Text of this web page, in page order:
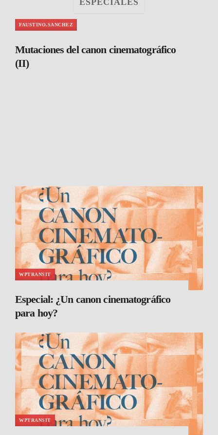
¿Qué es el cine?ESPECIALES
FAUSTINO.SANCHEZ
Mutaciones del canon cinematográfico
(II)
WPTRANSIT
Especial: ¿Un canon cinematográfico
para hoy?
WPTRANSIT